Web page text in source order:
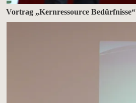
Vortrag „Kernressource Bedürfnisse“